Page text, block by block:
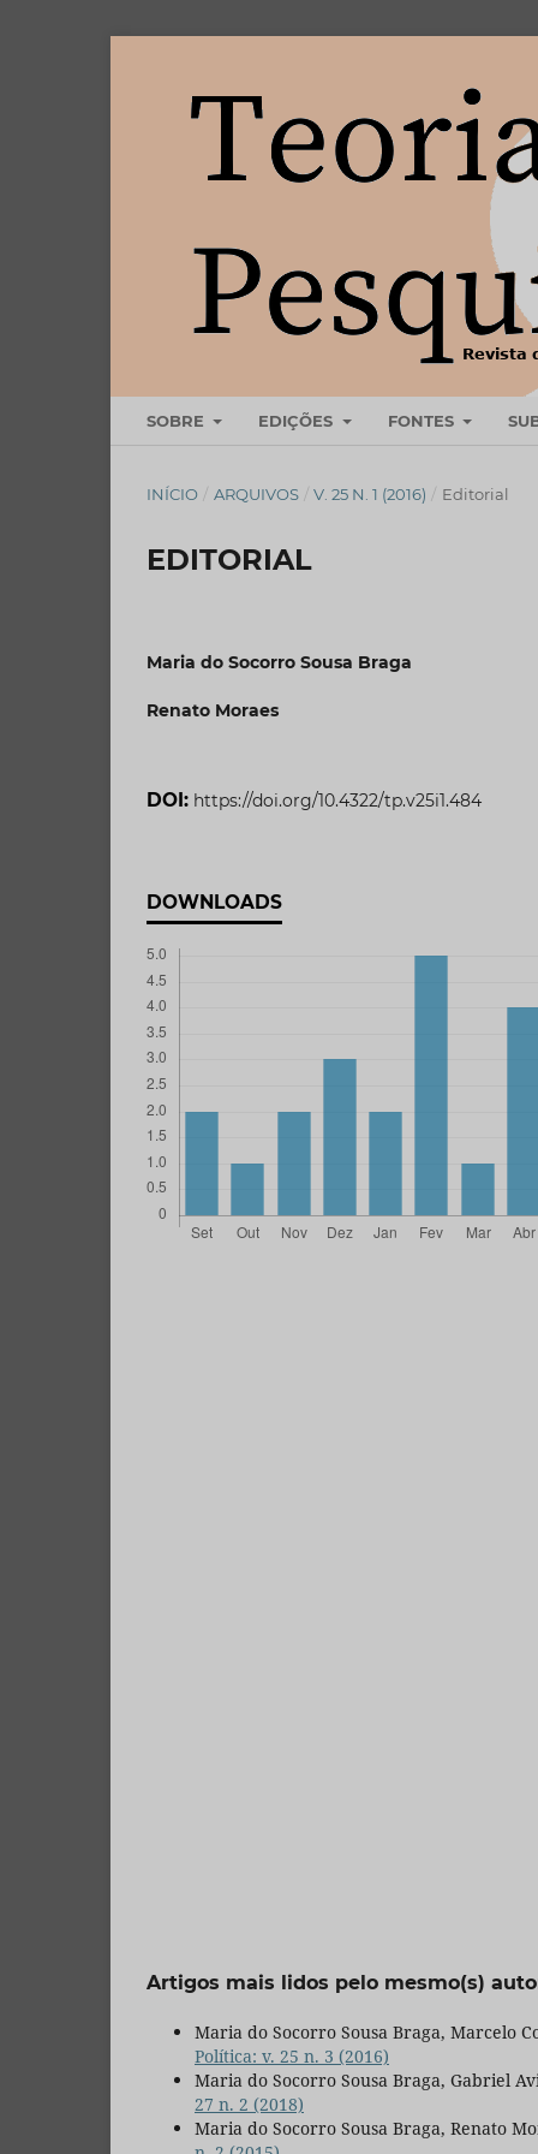
SOBRE EDIÇÕES FONTES
INÍCIO / ARQUIVOS / V. 25 N. 1 (2016) / Editorial
EDITORIAL
Maria do Socorro Sousa Braga
Renato Moraes
DOI: https://doi.org/10.4322/tp.v25i1.484
DOWNLOADS
Artigos mais lidos pelo mesmo(s)
Maria do Socorro Sousa Braga, Marcelo
Política: v. 25 n. 3 (2016)
Maria do Socorro Sousa Braga, Gabriel
27 n. 2 (2018)
Maria do Socorro Sousa Braga, Renato